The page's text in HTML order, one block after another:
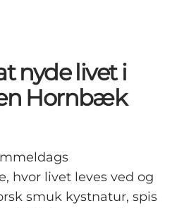
nyde livet i
Hornbæk
hvor livet leves ved og
smuk kystnatur, spis